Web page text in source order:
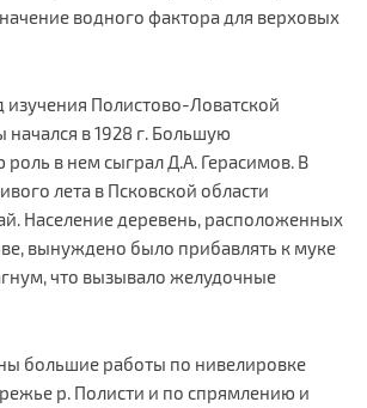
водного фактора для верховых
изучения Полистово-Ловатской
начался в 1928 г. Большую
в нем сыграл Д.А. Герасимов. В
лета в Псковской области
Население деревень, расположенных
вынуждено было прибавлять к муке
что вызывало желудочные
большие работы по нивелировке
р. Полисти и по спрямлению и